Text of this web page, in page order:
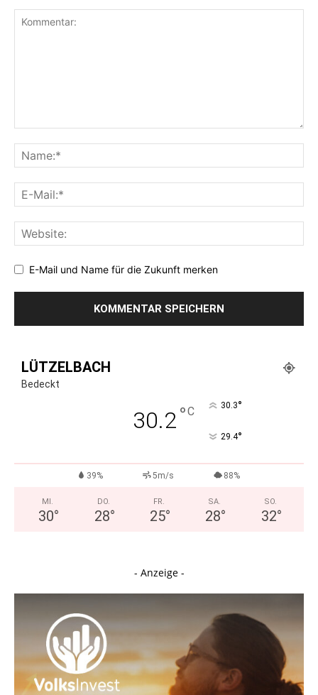
E-Mail und Name für die Zukunft merken
LÜTZELBACH
Bedeckt
30.2°C 30.3°
29.4°
39% 5m/s 88%
MI.
30°
DO.
28°
FR.
25°
SA.
28°
SO.
32°
- Anzeige -